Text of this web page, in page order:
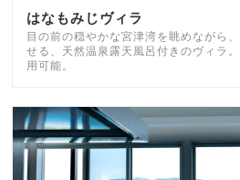
はなもみじヴィラ
目の前の穏やかな宮津湾を眺めながら
せる、天然温泉露天風呂付きのヴィラ
用可能。